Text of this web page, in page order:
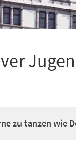
zu tanzen wie